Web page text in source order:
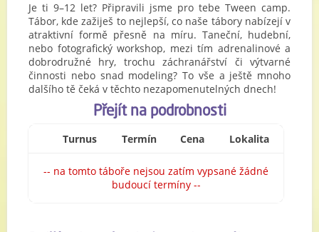
Je ti 9–12 let? Připravili jsme pro tebe Tween camp.
Tábor, kde zažiješ to nejlepší, co naše tábory nabízejí v
atraktivní formě přesně na míru. Taneční, hudební,
nebo fotografický workshop, mezi tím adrenalinové a
dobrodružné hry, trochu záchranářství či výtvarné
činnosti nebo snad modeling? To vše a ještě mnoho
dalšího tě čeká v těchto nezapomenutelných dnech!
Přejít na podrobnosti
Turnus Termín Cena Lokalita
-- na tomto táboře nejsou zatím vypsané žádné
budoucí termíny --